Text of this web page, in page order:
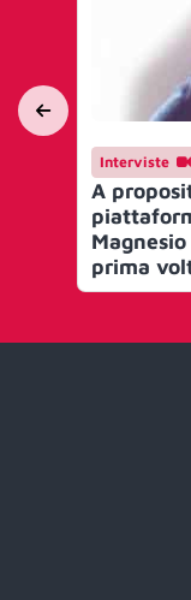
Interviste
A
prima